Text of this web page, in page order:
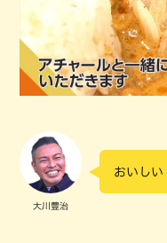
大川豊治
おいしい